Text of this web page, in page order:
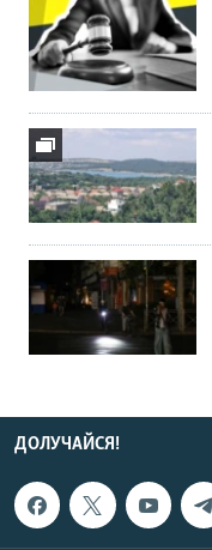
ДОЛУЧАЙСЯ!